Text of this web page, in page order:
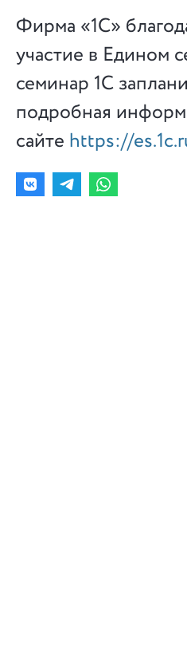
Фирма «1С»
участие в Едином
семинар 1С
подробная
сайте https://